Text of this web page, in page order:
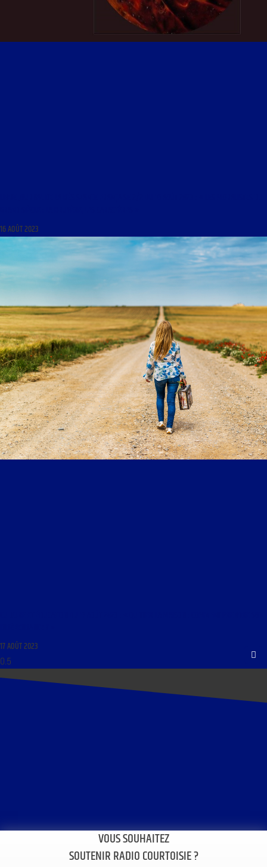
16 AOÛT 2023
17 AOÛT 2023
VOUS SOUHAITEZ
SOUTENIR RADIO COURTOISIE ?